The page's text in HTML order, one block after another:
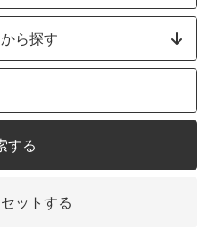
ら探す
する
ットする